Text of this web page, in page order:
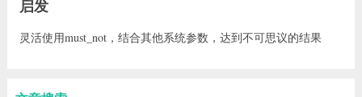
启发
灵活使用must_not，结合其他系统参数，达到不可思议的结果